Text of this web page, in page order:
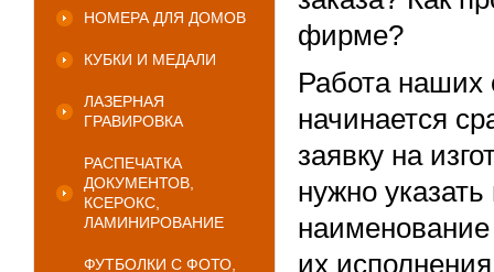
НОМЕРА ДЛЯ ДОМОВ
КУБКИ И МЕДАЛИ
ЛАЗЕРНАЯ
ГРАВИРОВКА
РАСПЕЧАТКА
ДОКУМЕНТОВ,
КСЕРОКС,
ЛАМИНИРОВАНИЕ
ФУТБОЛКИ С ФОТО,
фирме?
Работа наших
начинается
заявку на
нужно
их